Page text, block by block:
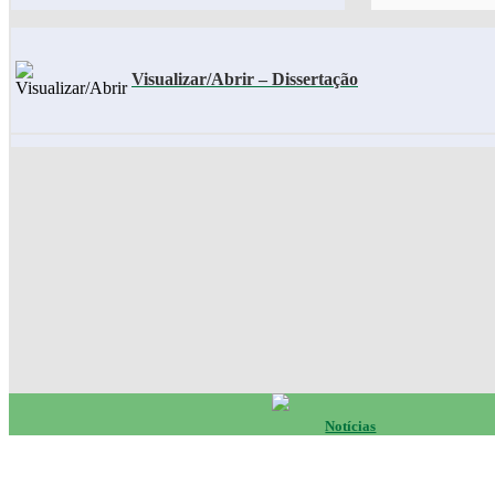
Visualizar/Abrir – Dissertação
Notícias